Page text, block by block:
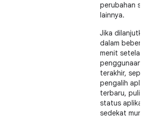
perubahan
lainnya.
Jika
dalam
menit setelah
penggunaan
terakhir,
pengalih
terbaru,
status aplikasi
sedekat